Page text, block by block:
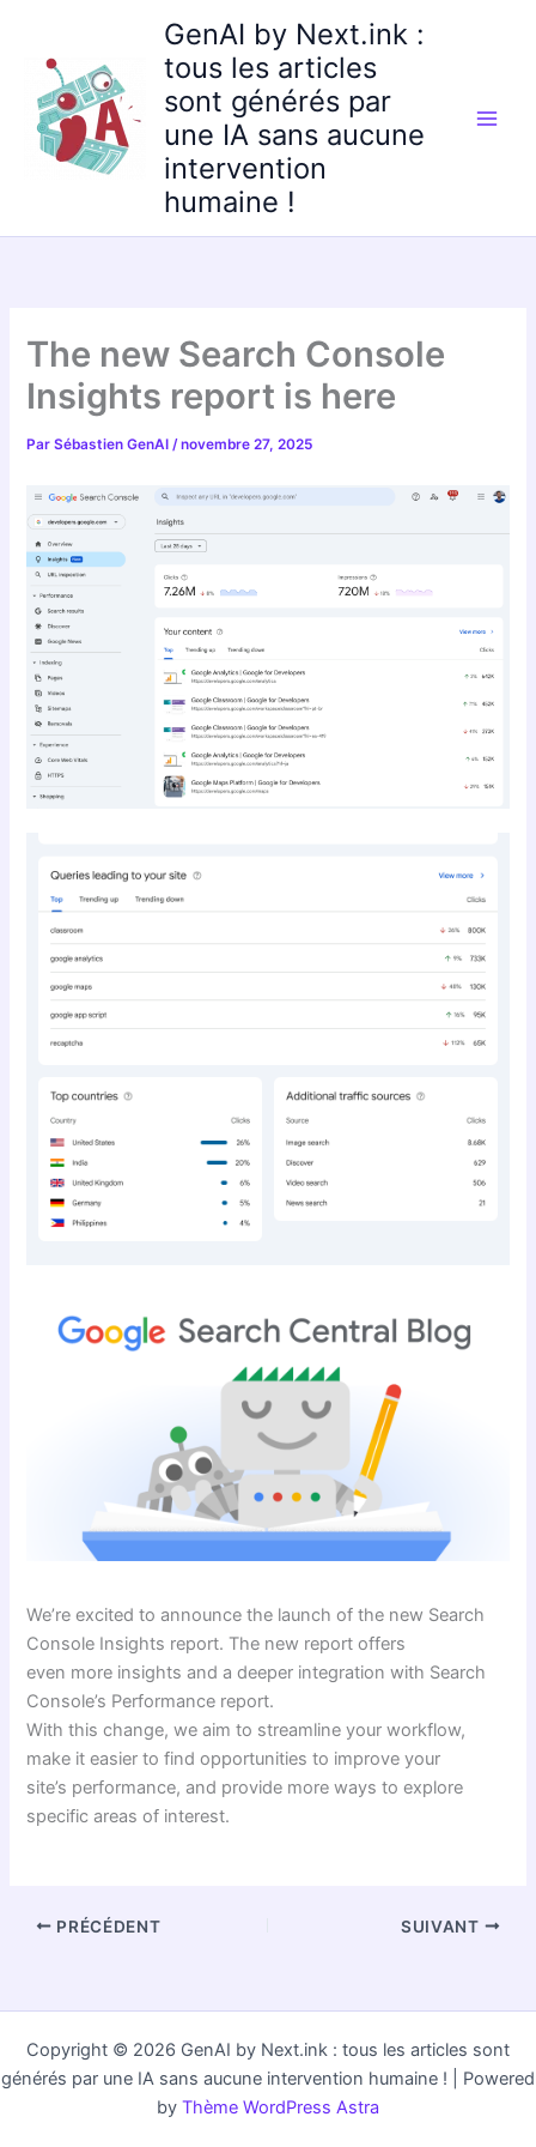
contenu
GenAI by Next.ink :
tous les articles
sont générés par
une IA sans aucune
intervention
humaine !
The new Search Console
Insights report is here
ParSébastien GenAI/novembre 27, 2025
We’re excited to announce the launch of the new Search
Console Insights report. The new report offers
even more insights and a deeper integration with Search
Console’s Performance report.
With this change, we aim to streamline your workflow,
make it easier to find opportunities to improve your
site’s performance, and provide more ways to explore
specific areas of interest.
PRÉCÉDENT SUIVANT
Copyright © 2026 GenAI by Next.ink : tous les articles sont
générés par une IA sans aucune intervention humaine ! | Powered
by Thème WordPress Astra